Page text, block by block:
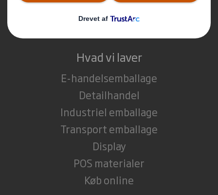
Karriere
Hvad vi laver
E-handelsemballage
Detailhandel
Industriel emballage
Transport emballage
Display
POS materialer
Køb online